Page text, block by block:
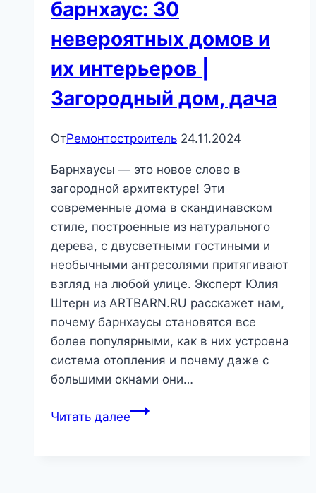
барнхаус: 30
невероятных домов и
их интерьеров |
Загородный дом, дача
ОтРемонтостроитель 24.11.2024
Барнхаусы — это новое слово в
загородной архитектуре! Эти
современные дома в скандинавском
стиле, построенные из натурального
дерева, с двусветными гостиными и
необычными антресолями притягивают
взгляд на любой улице. Эксперт Юлия
Штерн из ARTBARN.RU расскажет нам,
почему барнхаусы становятся все
более популярными, как в них устроена
система отопления и почему даже с
большими окнами они…
Читать далееАрхитектура